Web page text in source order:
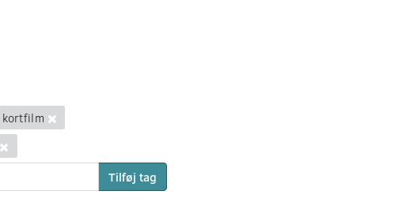
kortfilm
Tilføj tag